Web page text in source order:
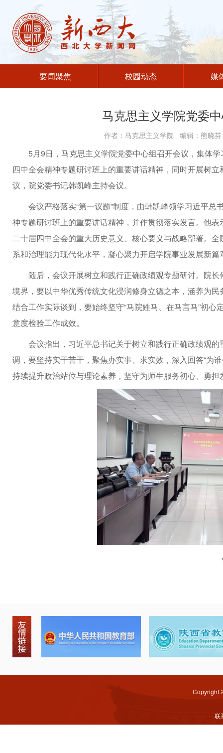
要闻聚焦 校园动态 媒
马克思主义学院党委
作者：马克思主义学院 编辑：熊
5月9日，马克思主义学院党委中心组召开会议，集体
四中全会精神专题研讨班上的重要讲话精神，同时开展树
议，院党委书记韩凯峰主持会议。
会议严格落实“第一议题”制度，由韩凯峰领学习近平
神专题研讨班上的重要讲话精神，并作贯彻落实发言。他
二十届四中全会的重大历史意义、核心要义与战略部署。
系和治理能力现代化水平，凝心聚力开启学院事业发展新篇
随后，会议开展树立和践行正确政绩观专题研讨。院
境界，要以中华优秀传统文化浸润修身立德之本，涵养为
结合工作实际谈到，要始终坚守“马院姓马、在马言马”初
意度检验工作成效。
会议指出，习近平总书记关于树立和践行正确政绩观
调，要坚持实干苦干，聚焦办实事、求实效，深入回答“为
持续提升政治站位与理论素养，坚守为师生服务初心、勇
Copyright
联